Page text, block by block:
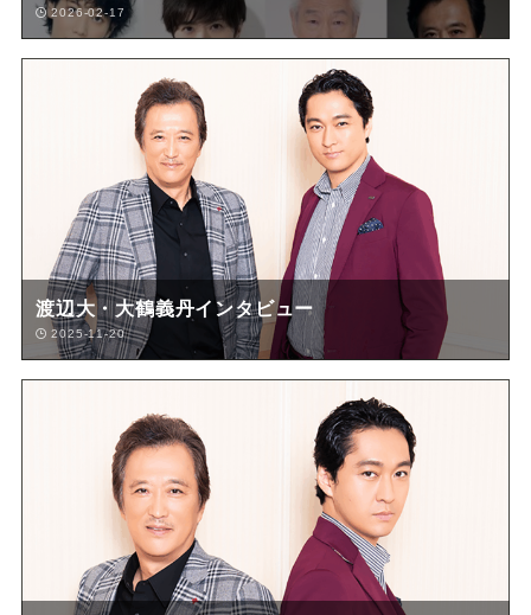
2026-02-17
渡辺大・大鶴義丹インタビュー
2025-11-20